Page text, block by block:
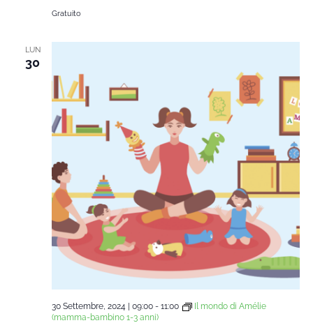
Gratuito
LUN
30
30 Settembre, 2024 | 09:00- 11:00
Il mondo di Amélie
(mamma-bambino 1-3 anni)